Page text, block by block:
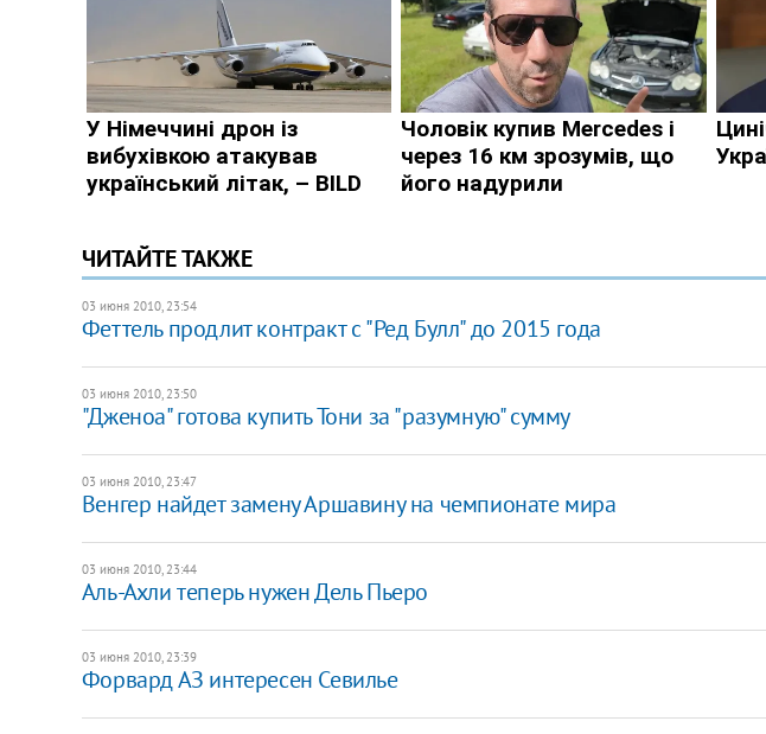
ЧИТАЙТЕ ТАКЖЕ
03 июня 2010, 23:54
Феттель продлит контракт с "Ред Булл" до 2015 года
03 июня 2010, 23:50
"Дженоа" готова купить Тони за "разумную" сумму
03 июня 2010, 23:47
Венгер найдет замену Аршавину на чемпионате мира
03 июня 2010, 23:44
Аль-Ахли теперь нужен Дель Пьеро
03 июня 2010, 23:39
Форвард АЗ интересен Севилье